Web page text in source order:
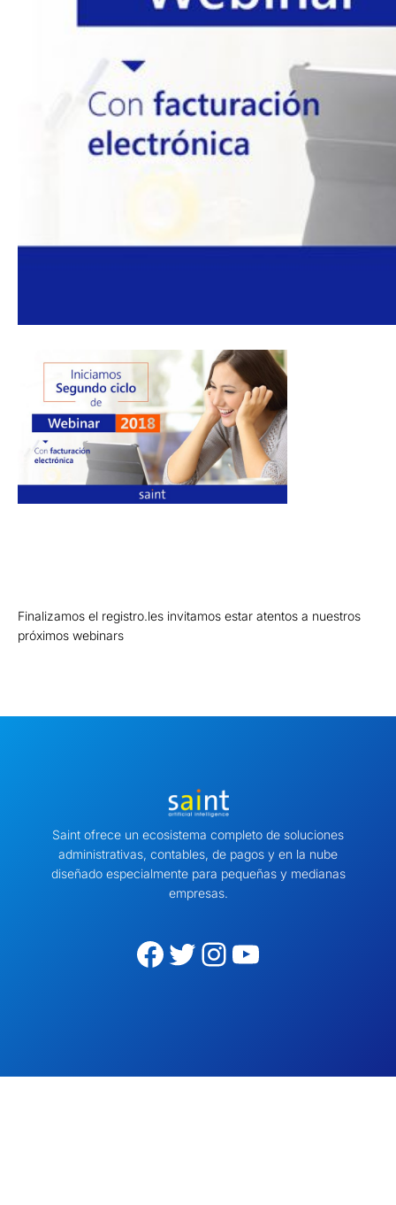
Finalizamos el registro.les invitamos estar atentos a nuestros
próximos webinars
Saint ofrece un ecosistema completo de soluciones
administrativas, contables, de pagos y en la nube
diseñado especialmente para pequeñas y medianas
empresas.
Facebook Twitter Instagram YouTube